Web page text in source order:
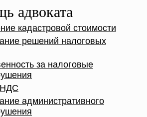
адвоката
кадастровой стоимости
решений налоговых
за налоговые
НДС
административного